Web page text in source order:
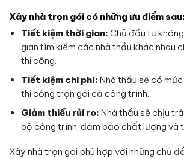
Xây nhà trọn gói có những ưu điểm sau:
Tiết kiệm thời gian: Chủ đầu tư
gian tìm kiếm các nhà thầu khác nhau
thi công.
Tiết kiệm chi phí: Nhà thầu sẽ có
thi công trọn gói cả công trình.
Giảm thiểu rủi ro: Nhà thầu sẽ chịu
bộ công trình, đảm bảo chất lượng và
Xây nhà trọn gói phù hợp với những chủ